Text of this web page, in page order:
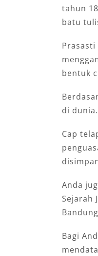
tahun
batu
bentuk
di
Cap
Anda
Sejarah
Bagi